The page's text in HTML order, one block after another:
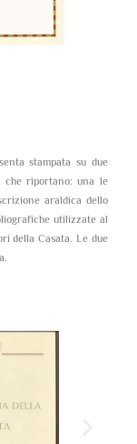
stampata su due
che riportano: una le
araldica dello
utilizzate al
della Casata. Le due